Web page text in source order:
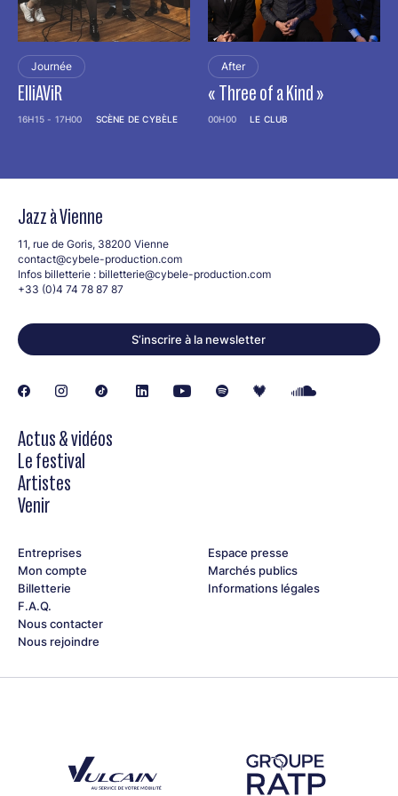
“retour aux sources” du génie caribéen, courez écouter Big in
Jazz Collective !
Line-up
• Jowee Omicil - Saxophone
• Maher Beauroy - Piano
• Ludovic Louis - Trompette
• Tilo Bertholo - Batterie
Journée
ElliAViR
16H15 - 17H00 SCÈNE DE CYBÈLE
After
« Three of a Kind »
00H00 LE CLUB
Jazz à Vienne
11, rue de Goris, 38200 Vienne
contact@cybele-production.com
Infos billetterie : billetterie@cybele-production.com
+33 (0)4 74 78 87 87
S’inscrire à la newsletter
Actus & vidéos
Le festival
Artistes
Venir
Entreprises
Mon compte
Billetterie
F.A.Q.
Nous contacter
Nous rejoindre
Espace presse
Marchés publics
Informations légales